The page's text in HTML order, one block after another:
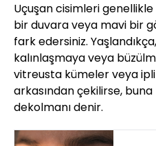
Uçuşan cisimleri
bir duvara veya mavi bir
fark edersiniz.
kalınlaşmaya veya
vitreusta kümeler veya
arkasından çekilirse,
dekolmanı denir.